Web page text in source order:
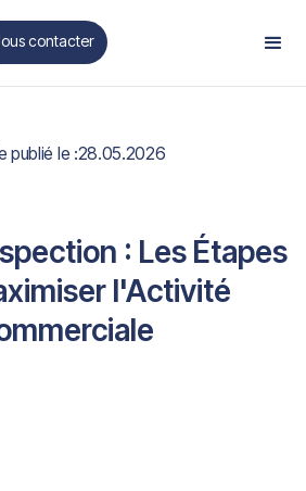
contacter
publié le :28.05.2026
: Les Étapes
l'Activité